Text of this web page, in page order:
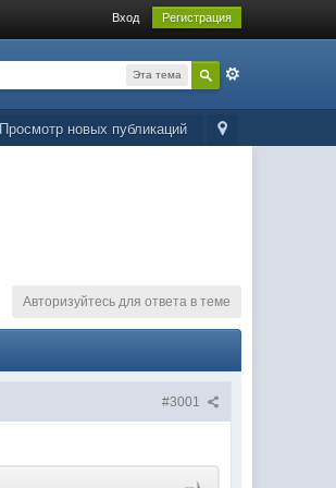
Вход Регистрация
Эта тема
Просмотр новых публикаций
Авторизуйтесь для ответа в теме
#3001